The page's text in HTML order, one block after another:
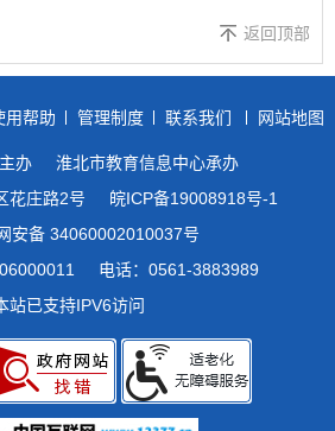
返回顶部
用帮助 管理制度 联系我们 网站地图
办
淮北市教育信息中心承办
花庄路2号
皖ICP备19008918号-1
安备 34060002010037号
电话：0561-3883989
站已支持IPV6访问